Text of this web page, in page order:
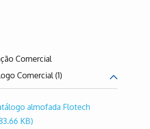
Comercial
Comercial (1)
almofada Flotech
KB)